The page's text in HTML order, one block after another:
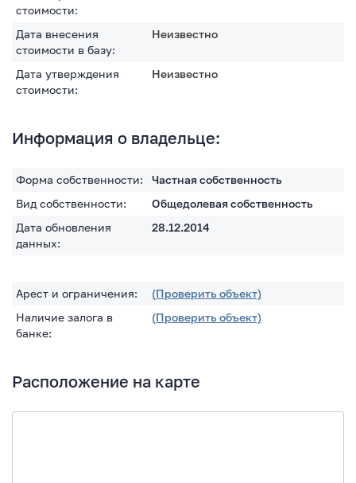
стоимости:
Дата внесения
стоимости в базу:
Неизвестно
Дата утверждения
стоимости:
Неизвестно
Информация о владельце:
Форма собственности:
Частная собственность
Вид собственности:
Общедолевая собственность
Дата обновления
данных:
28.12.2014
Арест и ограничения:
(Проверить объект)
Наличие залога в
банке:
(Проверить объект)
Расположение на карте